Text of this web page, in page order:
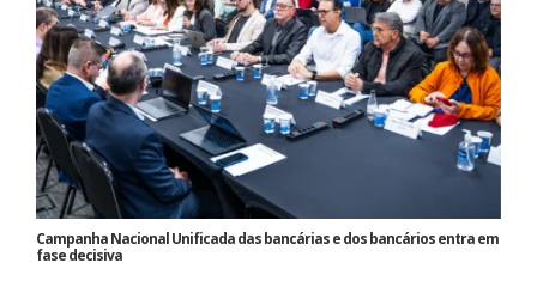
Campanha Nacional Unificada das bancárias e dos bancários entra em
fase decisiva